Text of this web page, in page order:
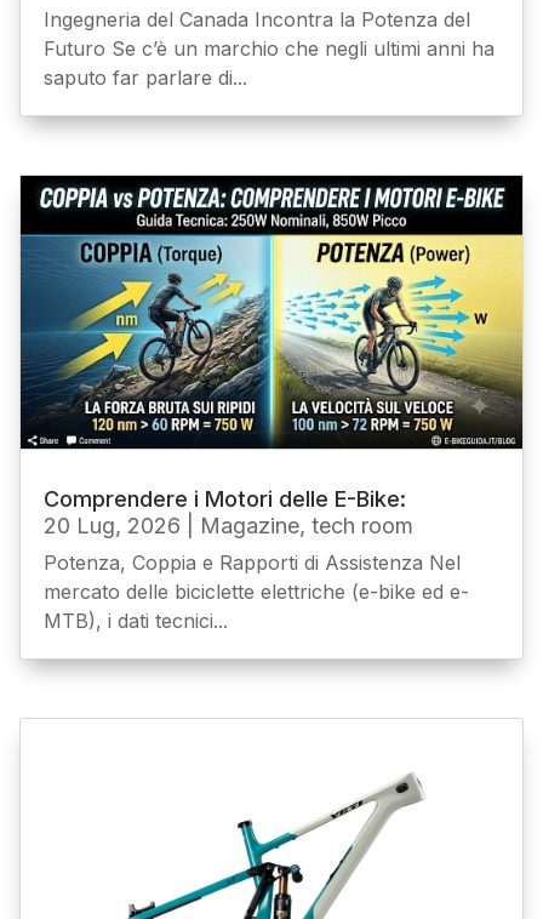
Ingegneria del Canada Incontra la Potenza del
Futuro Se c’è un marchio che negli ultimi anni ha
saputo far parlare di...
Comprendere i Motori delle E-Bike:
20 Lug, 2026
Magazine,tech room
Potenza, Coppia e Rapporti di Assistenza Nel
mercato delle biciclette elettriche (e-bike ed e-
MTB), i dati tecnici...